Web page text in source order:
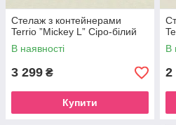
Стелаж з контейнерами
Terrio ”Mickey L” Сіро-білий
В наявності
3 299 ₴
Купити
В
2